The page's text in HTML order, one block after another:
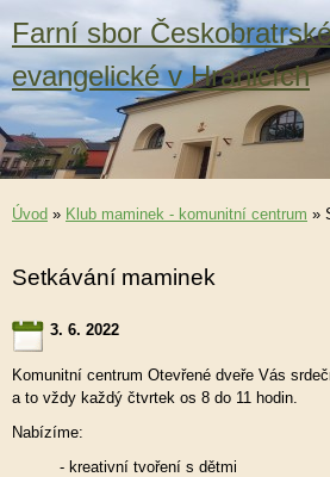
Farní sbor
evangelické v Hranicích
Úvod » Klub maminek - komunitní centrum »
Setkávání maminek
3. 6. 2022
Komunitní centrum Otevřené dveře Vás
a to vždy každý čtvrtek os 8 do 11 hodin.
Nabízíme:
- kreativní tvoření s dětmi